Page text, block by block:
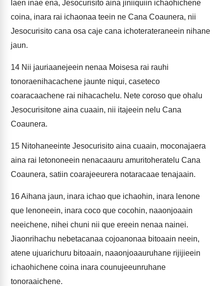
laen inae ena, Jesocurisito aina jiniiquiin ichaohichene
coina, inara rai ichaonaa teein ne Cana Coaunera, nii
Jesocurisito cana osa caje cana ichoterateraneein nihane
jaun.
14 Nii jauriaanejeein nenaa Moisesa rai rauhi
tonoraenihacachene jaunte niqui, caseteco
coaracaachene rai nihacachelu. Nete coroso que ohalu
Jesocurisitone aina cuaain, nii itajeein nelu Cana
Coaunera.
15 Nitohaneeinte Jesocurisito aina cuaain, moconajaera
aina rai letononeein nenacaauru amuritoheratelu Cana
Coaunera, satiin coarajeeurera notaracaae tenajaain.
16Aihana jaun, inara ichao que ichaohin, inara lenone
que lenoneein, inara coco que cocohin, naaonjoaain
neeichene, nihei chuni nii que ereein nenaa nainei.
Jiaonrihachu nebetacanaa cojoanonaa bitoaain neein,
atene ujuarichuru bitoaain, naaonjoaauruhane rijijieein
ichaohichene coina inara counujeeunruhane
tonoraaichene.